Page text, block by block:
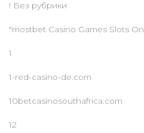
! Без рубрики
"‎mostbet Casino Games Slots
1
1-red-casino-de.com
10betcasinosouthafrica.com
12